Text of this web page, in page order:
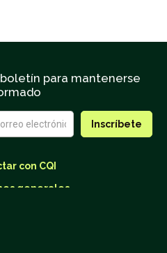
para mantenerse
con CQI
generales